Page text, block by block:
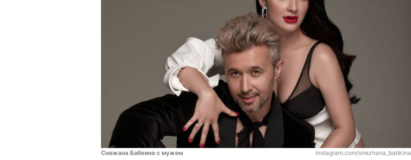
Снежана Бабкина с мужем instagram.com/snezhana_babkina